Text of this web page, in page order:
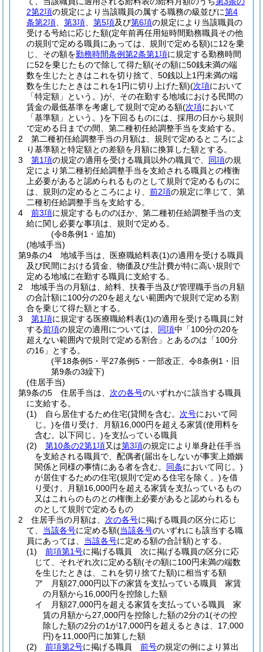
2第2項の規定により当該職員の属する職務の級並びに第4
条第2項
第3項 第5項及び第6項の規定により当該職員の
受ける号給に応じた額(定年前再任用短時間勤務職員その他
の規則で定める職員にあっては、規則で定める額)に12を乗
じ、その額を勤務時間条例第2条第1項に規定する勤務時間
に52を乗じたもので除して得た額(その額に50銭未満の端
数を生じたときはこれを切り捨て、50銭以上1円未満の端
数を生じたときはこれを1円に切り上げた額)(次項において
「特定額」という。)が、その在勤する地域における民間の
賃金の最低基準を考慮して規則で定める額(次項において
「基準額」という。)を下回るものには、採用の日から規則
で定める日までの間、第二種初任給調整手当を支給する。
2
第二種初任給調整手当の月額は、規則で定めるところによ
り基準額と特定額との差額を月額に換算した額とする。
3
第1項の規定の適用を受ける職員以外の職員で、 同項の規
定により第二種初任給調整手当を支給される職員との権衡
上必要があると認められるものとして規則で定めるものに
は、規則の定めるところにより、 前2項の規定に準じて、第
二種初任給調整手当を支給する。
4
前3項に規定するもののほか、第二種初任給調整手当の支
給に関し必要な事項は、規則で定める。
(令8条例1・追加)
(地域手当)
第9条の4
地域手当は、医療職給料表(1)の適用を受ける職員
及び民間における賃金、物価及び生計費が特に高い規則で
定める地域に在勤する職員に支給する。
2
地域手当の月額は、給料、扶養手当及び管理職手当の月額
の合計額に100分の20を超えない範囲内で規則で定める割
合を乗じて得た額とする。
3
第1項に規定する医療職給料表(1)の適用を受ける職員に対
する前項の規定の適用については、 同項中「100分の20を
超えない範囲内で規則で定める割合」とあるのは「100分
の16」とする。
(平18条例5・平27条例5・一部改正、令8条例1・旧
第9条の3繰下)
(住居手当)
第9条の5
住居手当は、 次の各号のいずれかに該当する職員
に支給する。
(1)
自ら居住するため住宅(貸間を含む。 次号において同
じ。)を借り受け、月額16,000円を超える家賃(使用料を
含む。以下同じ。)を支払っている職員
(2)
第10条の2第1項又は第3項の規定により単身赴任手当
を支給される職員で、配偶者(届出をしないが事実上婚姻
関係と同様の事情にある者を含む。 同条において同じ。)
が居住するための住宅(規則で定める住宅を除く。)を借
り受け、月額16,000円を超える家賃を支払っているもの
又はこれらのものとの権衡上必要があると認められるも
のとして規則で定めるもの
2
住居手当の月額は、 次の各号に掲げる職員の区分に応じ
て、 当該各号に定める額(当該各号のいずれにも該当する職
員にあっては、 当該各号に定める額の合計額)とする。
(1)
前項第1号に掲げる職員 次に掲げる職員の区分に応
じて、それぞれ次に定める額(その額に100円未満の端数
を生じたときは、これを切り捨てた額)に相当する額
ア
月額27,000円以下の家賃を支払っている職員 家賃
の月額から16,000円を控除した額
イ
月額27,000円を超える家賃を支払っている職員 家
賃の月額から27,000円を控除した額の2分の1(その控
除した額の2分の1が17,000円を超えるときは、17,000
円)を11,000円に加算した額
(2)
前項第2号に掲げる職員 前号の規定の例により算出